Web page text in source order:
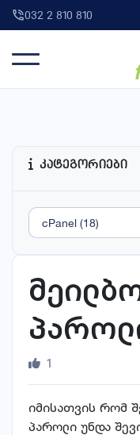
032 2 810 810
კატეგორიები
1
იმისათვის რომ
პაროლი უნდა